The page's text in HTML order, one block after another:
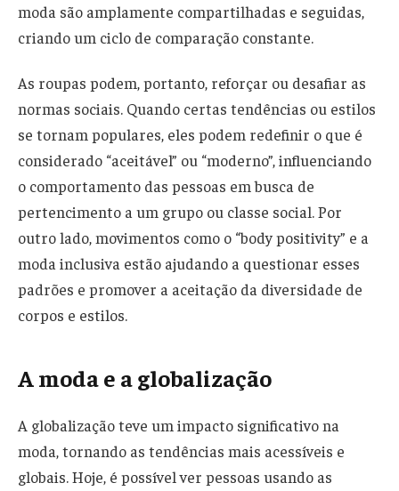
moda são amplamente compartilhadas e seguidas,
criando um ciclo de comparação constante.
As roupas podem, portanto, reforçar ou desafiar as
normas sociais. Quando certas tendências ou estilos
se tornam populares, eles podem redefinir o que é
considerado “aceitável” ou “moderno”, influenciando
o comportamento das pessoas em busca de
pertencimento a um grupo ou classe social. Por
outro lado, movimentos como o “body positivity” e a
moda inclusiva estão ajudando a questionar esses
padrões e promover a aceitação da diversidade de
corpos e estilos.
A moda e a globalização
A globalização teve um impacto significativo na
moda, tornando as tendências mais acessíveis e
globais. Hoje, é possível ver pessoas usando as